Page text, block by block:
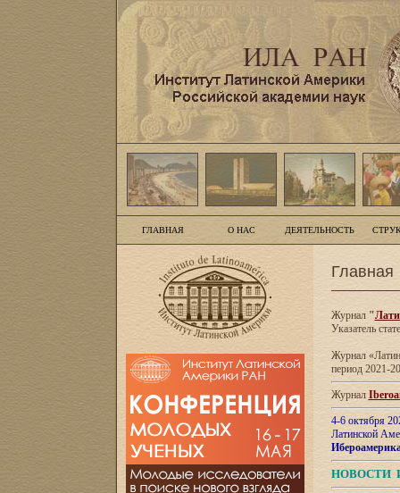
ГЛАВНАЯ О НАС ДЕЯТЕЛЬНОСТЬ
Главная
Журнал"
Указатель
Журнал
период 2021-
Журнал
4-6 октября
Латинской
НОВОСТИ